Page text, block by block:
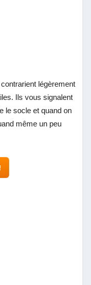
légèrement
Ils vous signalent
le socle et quand on
même un peu